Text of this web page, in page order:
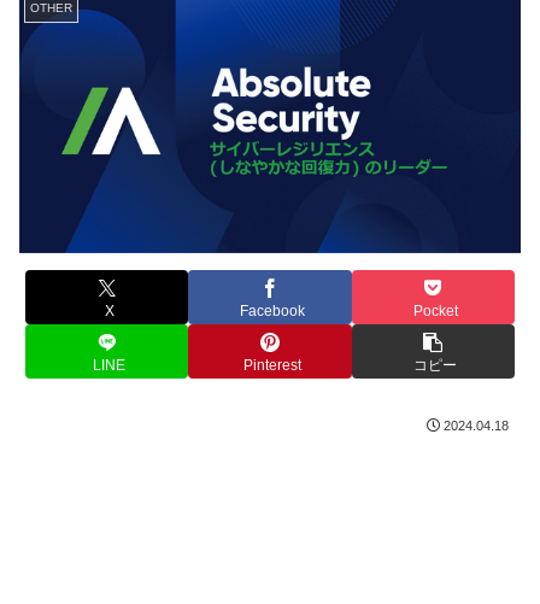
OTHER
X Facebook Pocket
LINE Pinterest コピー
2024.04.18